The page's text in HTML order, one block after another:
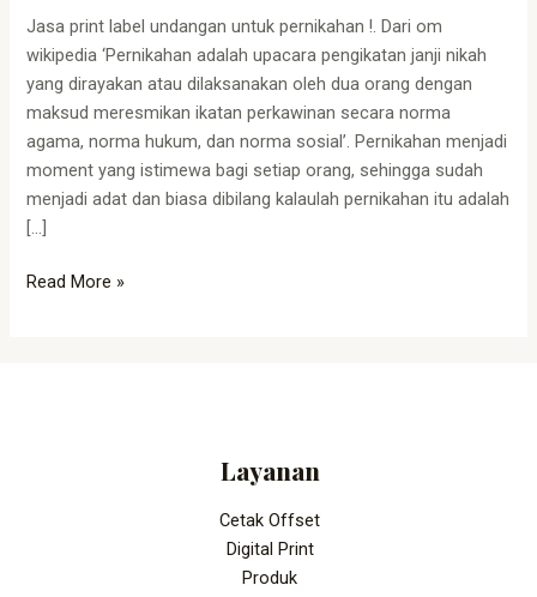
Jasa print label undangan untuk pernikahan !. Dari om
wikipedia ‘Pernikahan adalah upacara pengikatan janji nikah
yang dirayakan atau dilaksanakan oleh dua orang dengan
maksud meresmikan ikatan perkawinan secara norma
agama, norma hukum, dan norma sosial’. Pernikahan menjadi
moment yang istimewa bagi setiap orang, sehingga sudah
menjadi adat dan biasa dibilang kalaulah pernikahan itu adalah
[…]
Read More »
Layanan
Cetak Offset
Digital Print
Produk